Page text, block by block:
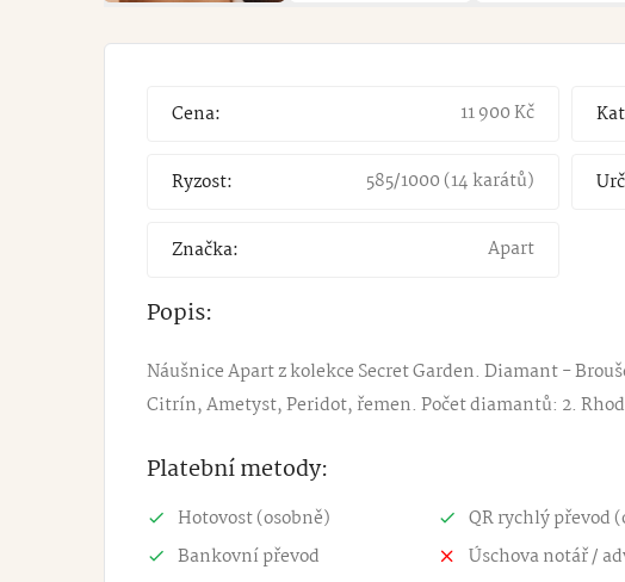
Cena: 11 900Kč
Ryzost: 585/1000 (14 karátů)
Značka: Apart
Popis:
Náušnice Apart z kolekce Secret Garden. Diamant -
Citrín, Ametyst, Peridot, řemen. Počet diamantů: 2.
Platební metody:
Hotovost (osobně) QR rychlý převod
Bankovní převod
Úschova notář /